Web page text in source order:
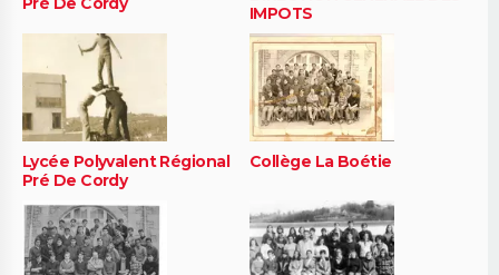
IMPOTS
Lycée Polyvalent Régional
Pré De Cordy
Collège La Boétie